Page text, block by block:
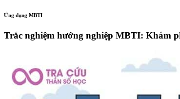
Ứng dụng MBTI
Trắc nghiệm hướng nghiệp MBTI: Khám